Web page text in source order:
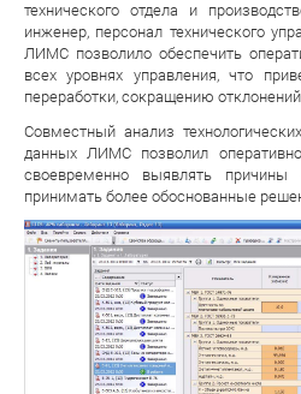
технического отдела и
инженер, персонал технического
ЛИМС позволило обеспечить
всех уровнях управления, что
переработки, сокращению отклонений
Совместный анализ
данных ЛИМС позволил
своевременно выявлять
принимать более обоснованные